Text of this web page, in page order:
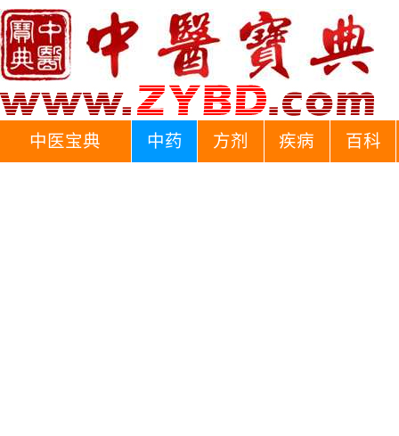
中医宝典 中药 方剂 疾病 百科